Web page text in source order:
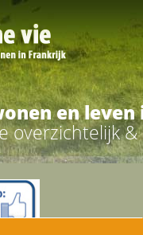
en
overzichtelijk